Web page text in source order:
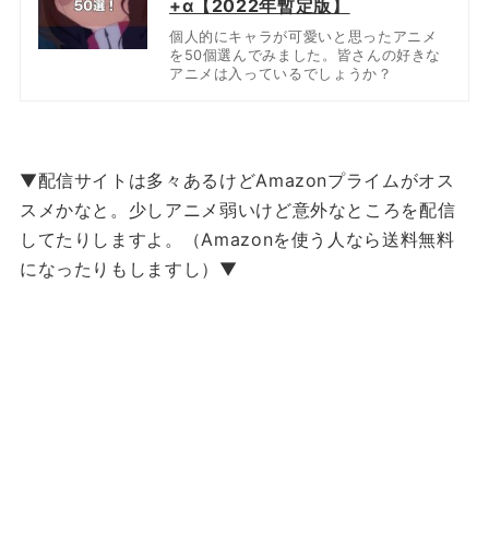
+α【2022年暫定版】
個人的にキャラが可愛いと思ったアニメ
を50個選んでみました。皆さんの好きな
アニメは入っているでしょうか？
▼配信サイトは多々あるけどAmazonプライムがオス
スメかなと。少しアニメ弱いけど意外なところを配信
してたりしますよ。（Amazonを使う人なら送料無料
になったりもしますし）▼